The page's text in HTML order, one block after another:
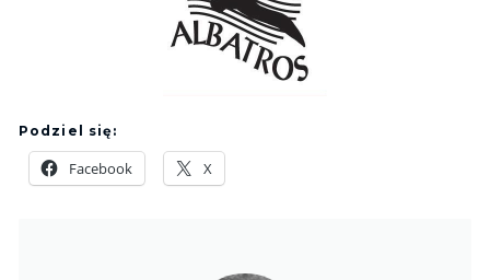
Podziel się:
Facebook X